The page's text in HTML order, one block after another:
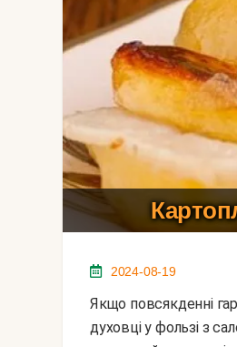
2024-08-19
Якщо повсякденні гарніри злегка набридли, пропоную класичний рецепт картоплі, запеченого в
духовці у фользі з